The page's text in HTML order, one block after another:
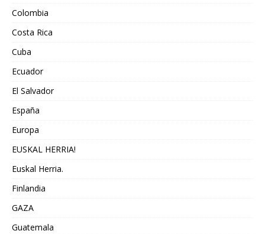
Colombia
Costa Rica
Cuba
Ecuador
El Salvador
España
Europa
EUSKAL HERRIA!
Euskal Herria.
Finlandia
GAZA
Guatemala